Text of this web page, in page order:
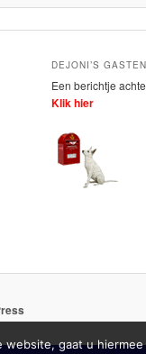
DEJONI’S
Een berichtje
Klik hier
website, gaat u